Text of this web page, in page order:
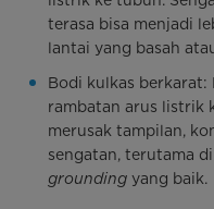
terasa bisa menjadi
lantai yang basah
Bodi kulkas
rambatan arus listrik
merusak tampilan,
sengatan, terutama
grounding yang baik.